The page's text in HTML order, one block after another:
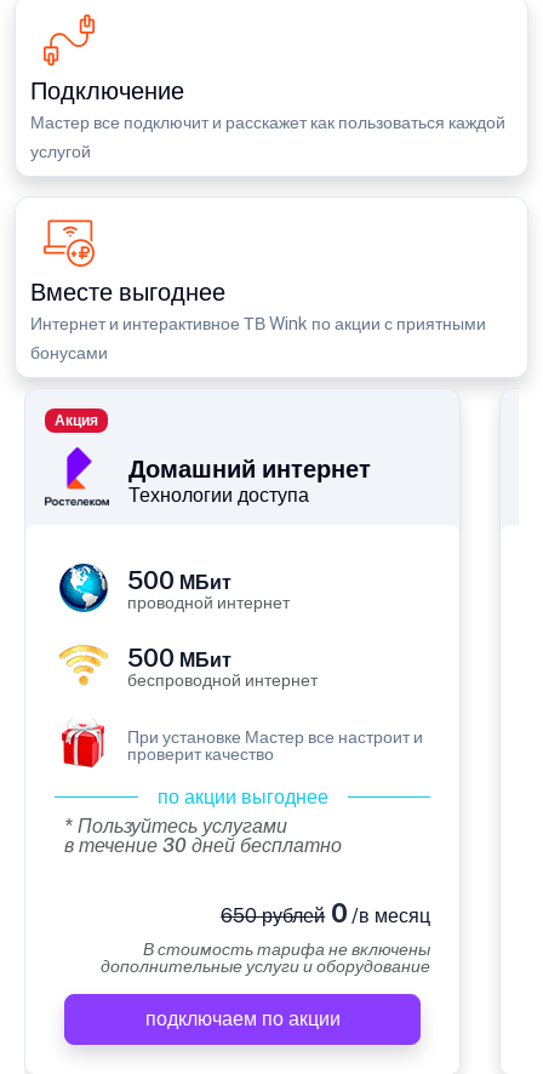
Подключение
Мастер все подключит и расскажет как пользоваться каждой
услугой
Вместе выгоднее
Интернет и интерактивное ТВ Wink по акции с приятными
бонусами
Домашний интернет
Технологии доступа
Акция
500 МБит
проводной интернет
500 МБит
беспроводной интернет
При установке Мастер все настроит и
проверит качество
по акции выгоднее
* Пользуйтесь услугами
в течение 30 дней бесплатно
650 рублей0 /в месяц
В стоимость тарифа не включены
дополнительные услуги и оборудование
подключаем по акции